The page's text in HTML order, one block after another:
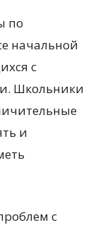
по
начальной
с
Школьники
и
с